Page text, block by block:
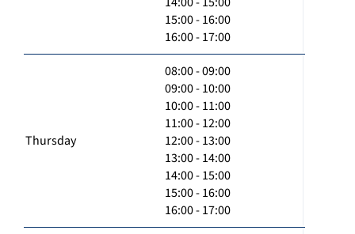
15:00 - 16:00
16:00 - 17:00
Thursday
08:00 - 09:00
09:00 - 10:00
10:00 - 11:00
11:00 - 12:00
12:00 - 13:00
13:00 - 14:00
14:00 - 15:00
15:00 - 16:00
16:00 - 17:00